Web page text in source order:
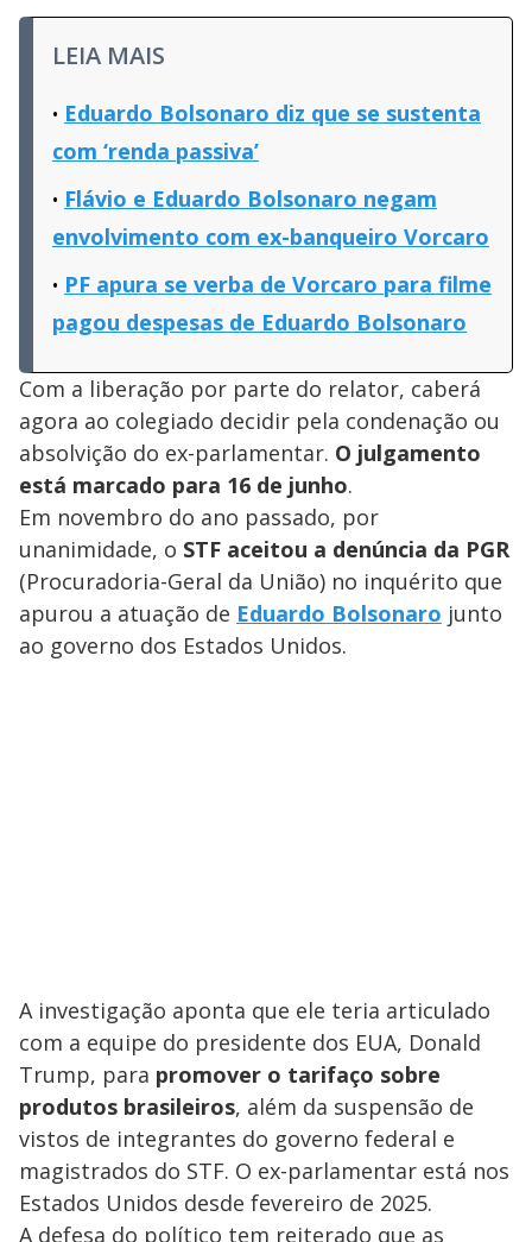
LEIA MAIS
Eduardo Bolsonaro diz que se sustenta
com ‘renda passiva’
Flávio e Eduardo Bolsonaro negam
envolvimento com ex-banqueiro Vorcaro
PF apura se verba de Vorcaro para filme
pagou despesas de Eduardo Bolsonaro
Com a liberação por parte do relator, caberá
agora ao colegiado decidir pela condenação ou
absolvição do ex-parlamentar. O julgamento
está marcado para 16 de junho.
Em novembro do ano passado, por
unanimidade, o STF aceitou a denúncia da PGR
(Procuradoria-Geral da União) no inquérito que
apurou a atuação de Eduardo Bolsonaro junto
ao governo dos Estados Unidos.
A investigação aponta que ele teria articulado
com a equipe do presidente dos EUA, Donald
Trump, para promover o tarifaço sobre
produtos brasileiros, além da suspensão de
vistos de integrantes do governo federal e
magistrados do STF. O ex-parlamentar está nos
Estados Unidos desde fevereiro de 2025.
A defesa do político tem reiterado que as